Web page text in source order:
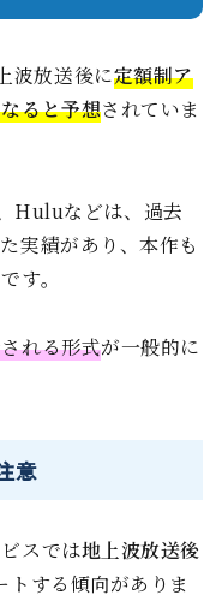
波放送後に定額制ア
ると予想されていま
Huluなどは、過去
実績があり、本作も
す。
れる形式が一般的に
意
スでは地上波放送後
トする傾向がありま